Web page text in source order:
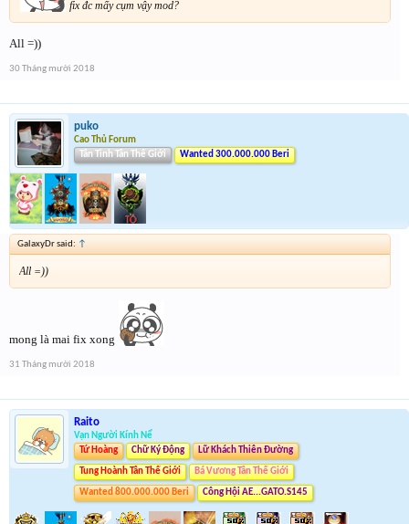
fix đc mấy cụm vậy mod?
All =))
30 Tháng mười 2018
puko
Cao Thủ Forum
Tân Tinh Tân Thế Giới
Wanted 300.000.000 Beri
GalaxyDr said: ↑
All =))
mong là mai fix xong
31 Tháng mười 2018
Raito
Vạn Người Kính Nể
Tứ Hoàng
Chữ Ký Động Lữ Khách Thiên Đường
Tung Hoành Tân Thế Giới Bá Vương Tân Thế Giới
Wanted 800.000.000 Beri Công Hội AE...GATO.S145